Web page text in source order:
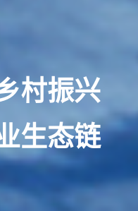
村振兴
生态链